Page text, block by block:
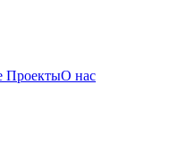
ПроектыО нас